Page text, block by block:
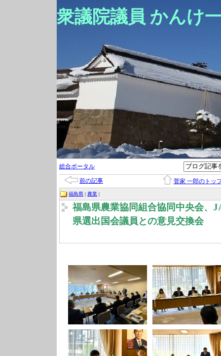
衆議院議員 かんけ
総合ポータル
前の記事 菅家 一郎のトッ
福島県 | 農業 |
福島県農業協同組合協同中央会、
県選出国会議員との意見交換会